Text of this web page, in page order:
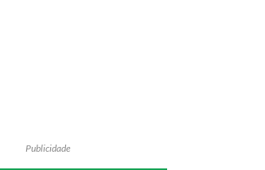
Publicidade